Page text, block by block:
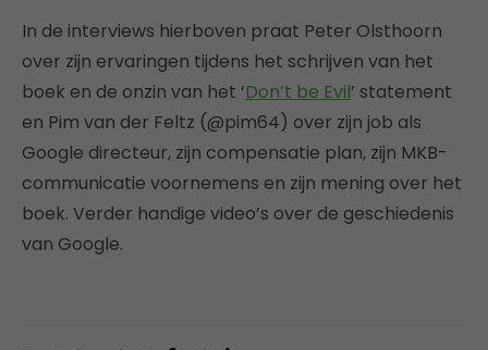
In de interviews hierboven praat Peter Olsthoorn
over zijn ervaringen tijdens het schrijven van het
boek en de onzin van het ‘Don’t be Evil’ statement
en Pim van der Feltz (@pim64) over zijn job als
Google directeur, zijn compensatie plan, zijn MKB-
communicatie voornemens en zijn mening over het
boek. Verder handige video’s over de geschiedenis
van Google.